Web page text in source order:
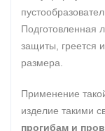
Подготовленная
защиты, греется
размера.
Применение
изделие такими
прогибам и